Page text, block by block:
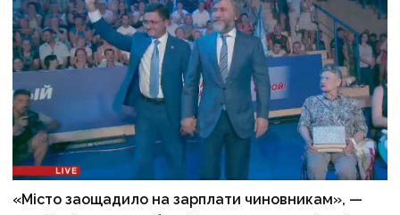
«Місто заощадило на зарплати чиновникам», —